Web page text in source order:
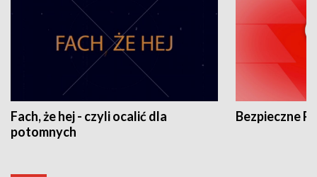
Fach, że hej - czyli ocalić dla
potomnych
Bezpieczne